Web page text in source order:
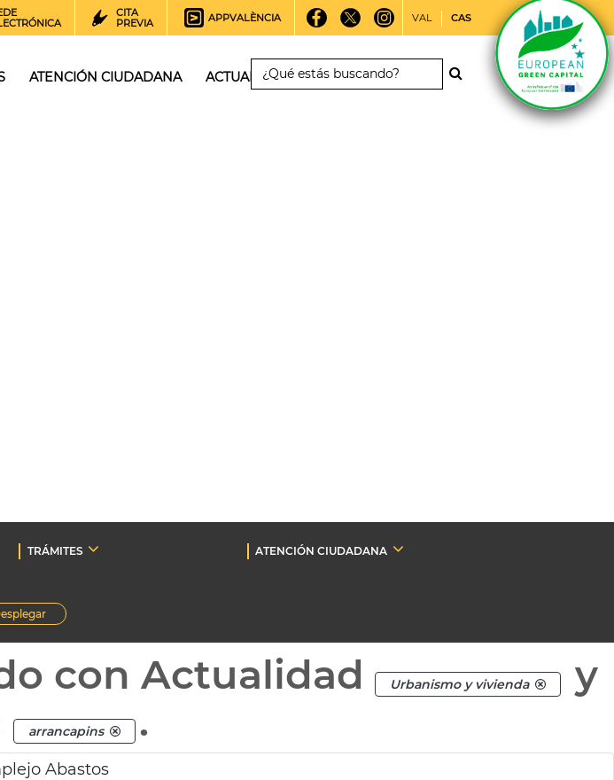
CITA
PREVIA
APPVALÈNCIA VAL CAS
ATENCIÓN CIUDADANA ACTUALIDAD
TRÁMITES
ATENCIÓN CIUDADANA
con Actualidad Urbanismo y vivienda
y
arrancapins .
Abastos